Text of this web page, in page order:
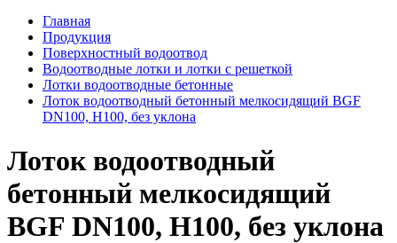
Главная
Продукция
Поверхностный водоотвод
Водоотводные лотки и лотки с решеткой
Лотки водоотводные бетонные
Лоток водоотводный бетонный мелкосидящий BGF
DN100, Н100, без уклона
Лоток водоотводный
бетонный мелкосидящий
BGF DN100, Н100, без уклона